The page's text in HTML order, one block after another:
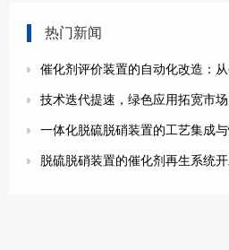
热门新闻
催化剂评价装置的自动化改造：从手动采
技术迭代提速，绿色应用拓宽市场
一体化脱硫脱硝装置的工艺集成与性能测
脱硫脱硝装置的催化剂再生系统开发